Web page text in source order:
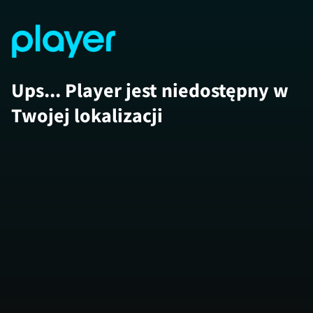
Ups... Player jest niedostępny w
Twojej lokalizacji